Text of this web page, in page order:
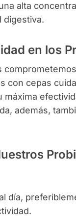
alta
digestiva.
en los
con cepas
máxima
además,
día,